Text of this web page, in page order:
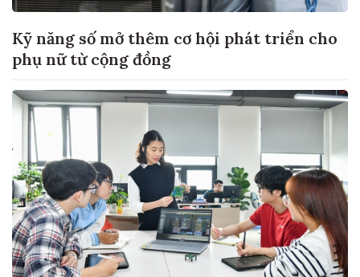
Kỹ năng số mở thêm cơ hội phát triển cho
phụ nữ từ cộng đồng